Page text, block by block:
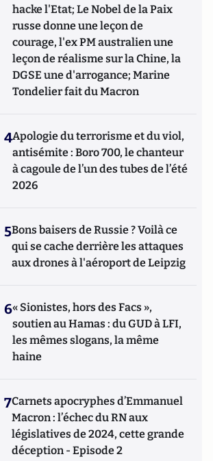
hacke l'Etat; Le Nobel de la Paix
russe donne une leçon de
courage, l'ex PM australien une
leçon de réalisme sur la Chine, la
DGSE une d'arrogance; Marine
Tondelier fait du Macron
4Apologie du terrorisme et du viol,
antisémite : Boro 700, le chanteur
à cagoule de l’un des tubes de l’été
2026
5Bons baisers de Russie ? Voilà ce
qui se cache derrière les attaques
aux drones à l'aéroport de Leipzig
6« Sionistes, hors des Facs »,
soutien au Hamas : du GUD à LFI,
les mêmes slogans, la même
haine
7Carnets apocryphes d’Emmanuel
Macron : l’échec du RN aux
législatives de 2024, cette grande
déception - Episode 2